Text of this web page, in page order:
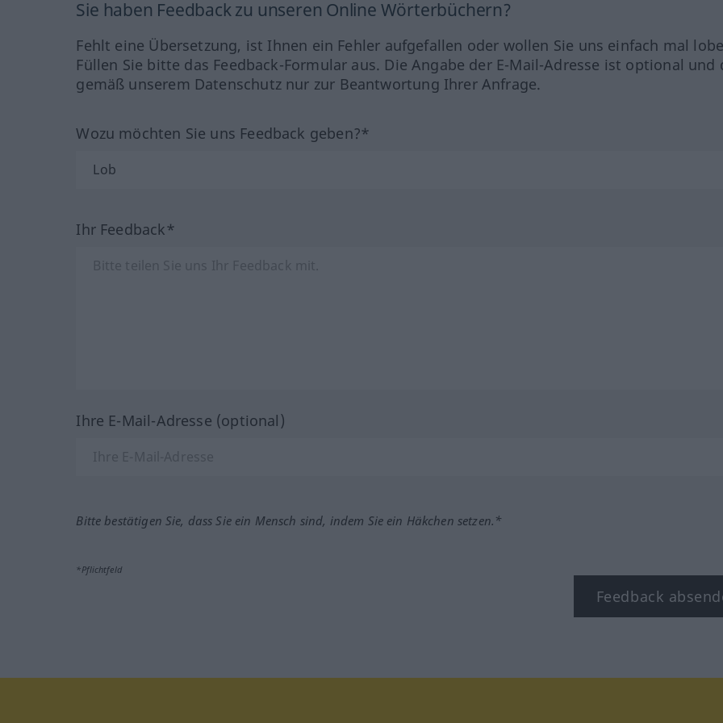
Sie haben Feedback zu unseren Online Wörterbüchern?
Fehlt eine Übersetzung, ist Ihnen ein Fehler aufgefallen oder wollen Sie uns einfach mal
Füllen Sie bitte das Feedback-Formular aus. Die Angabe der E-Mail-Adresse ist optional und
gemäß unserem Datenschutz nur zur Beantwortung Ihrer Anfrage.
Wozu möchten Sie uns Feedback geben?*
Ihr Feedback*
Ihre E-Mail-Adresse (optional)
Bitte bestätigen Sie, dass Sie ein Mensch sind, indem Sie ein Häkchen setzen.*
*Pflichtfeld
Feedback